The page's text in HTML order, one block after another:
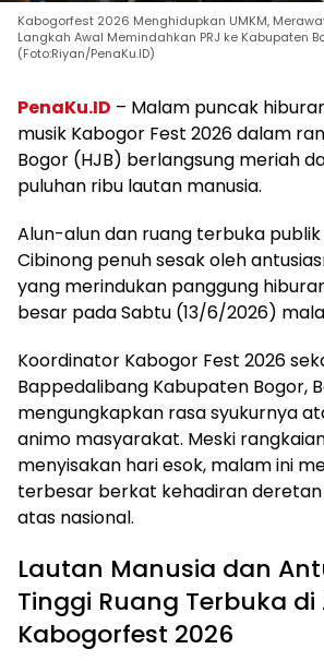
Kabogorfest 2026 Menghidupkan UMKM,
Langkah Awal Memindahkan PRJ ke Kabupaten
(Foto:Riyan/PenaKu.ID)
PenaKu.ID – Malam puncak
musik Kabogor Fest 2026 dalam
Bogor (HJB) berlangsung meriah
puluhan ribu lautan manusia.
Alun-alun dan ruang terbuka
Cibinong penuh sesak oleh
yang merindukan panggung
besar pada Sabtu (13/6/2026)
Koordinator Kabogor Fest 2026
Bappedalibang Kabupaten Bogor,
mengungkapkan rasa syukurnya
animo masyarakat. Meski
menyisakan hari esok, malam ini
terbesar berkat kehadiran deretan
atas nasional.
Lautan Manusia dan
Tinggi Ruang Terbuka di
Kabogorfest 2026